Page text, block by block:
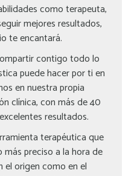
como terapeuta,
mejores resultados,
te encantará.
contigo todo lo
puede hacer por ti en
en nuestra propia
clínica, con más de 40
resultados.
terapéutica que
preciso a la hora de
el origen como en el